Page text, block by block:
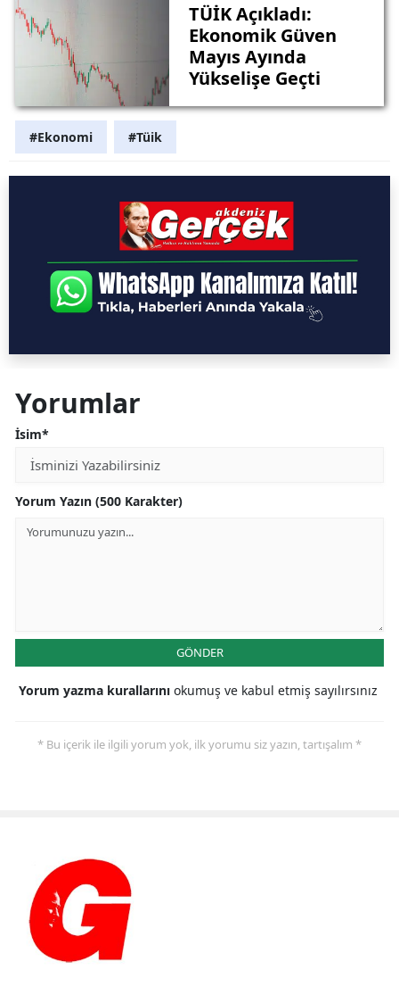
TÜİK Açıkladı:
Ekonomik Güven
Mayıs Ayında
Yükselişe Geçti
#Ekonomi #Tüik
Yorumlar
İsim*
Yorum Yazın (500 Karakter)
GÖNDER
Yorum yazma kurallarını okumuş ve kabul etmiş sayılırsınız
* Bu içerik ile ilgili yorum yok, ilk yorumu siz yazın, tartışalım *